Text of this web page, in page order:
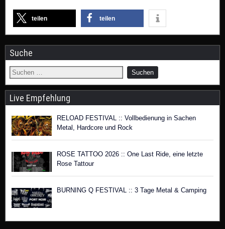
teilen teilen
Suche
Live Empfehlung
RELOAD FESTIVAL :: Vollbedienung in Sachen
Metal, Hardcore und Rock
ROSE TATTOO 2026 :: One Last Ride, eine letzte
Rose Tattour
BURNING Q FESTIVAL :: 3 Tage Metal & Camping